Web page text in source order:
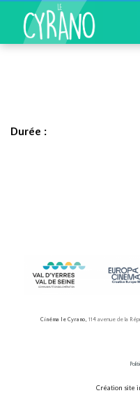
Durée :
Cinéma le Cyrano, 114 avenue de la
Création site